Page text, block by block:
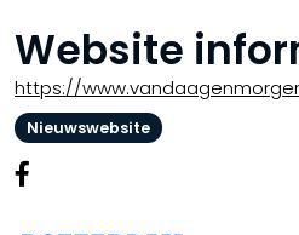
Website
https://
Nieuwswebsite